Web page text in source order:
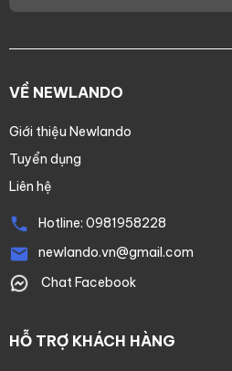
VỀ NEWLANDO
Giới thiệu Newlando
Tuyển dụng
Liên hệ
Hotline: 0981958228
newlando.vn@gmail.com
Chat Facebook
HỖ TRỢ KHÁCH HÀNG